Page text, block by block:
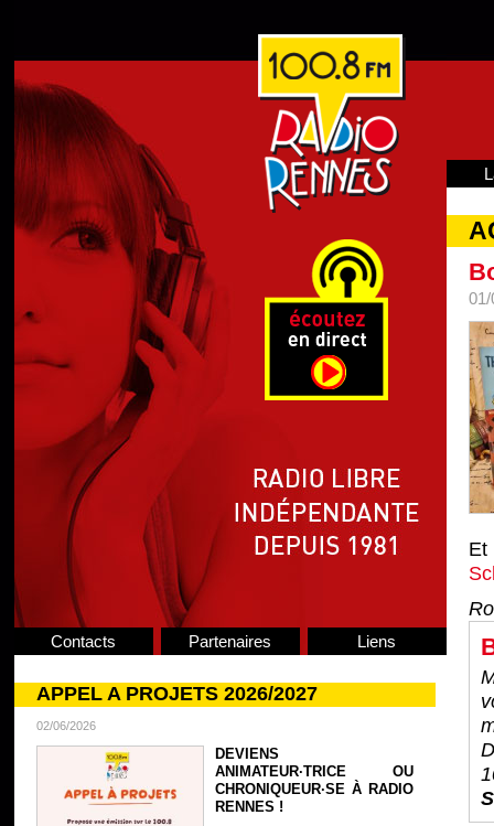
Contacts Partenaires Liens
APPEL A PROJETS 2026/2027
02/06/2026
DEVIENS
ANIMATEUR·TRICE OU
CHRONIQUEUR·SE À RADIO
RENNES !
01/
Et